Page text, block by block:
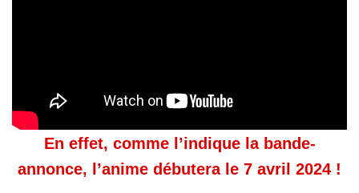
En effet, comme l’indique la bande-
annonce, l’anime débutera le 7 avril 2024 !